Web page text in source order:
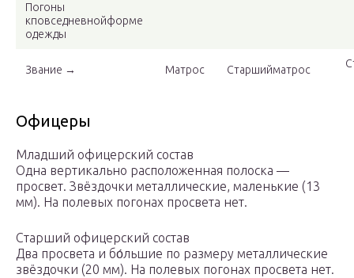
Погоны
кповседневнойформе
одежды
Звание → Матрос Старшийматрос
Офицеры
Младший офицерский состав
Одна вертикально расположенная полоска —
просвет. Звёздочки металлические, маленькие (13
мм). На полевых погонах просвета нет.
Старший офицерский состав
Два просвета и бо́льшие по размеру металлические
звёздочки (20 мм). На полевых погонах просвета нет.